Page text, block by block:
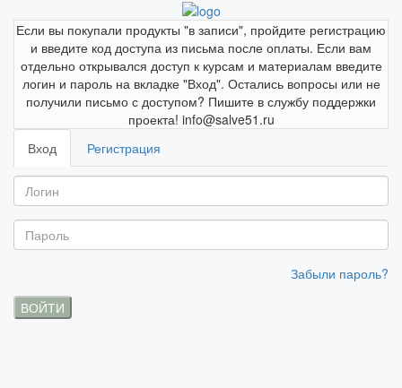
Если вы покупали продукты "в записи", пройдите регистрацию
и введите код доступа из письма после оплаты. Если вам
отдельно открывался доступ к курсам и материалам введите
логин и пароль на вкладке "Вход". Остались вопросы или не
получили письмо с доступом? Пишите в службу поддержки
проекта! info@salve51.ru
Вход
Регистрация
Забыли пароль?
ВОЙТИ